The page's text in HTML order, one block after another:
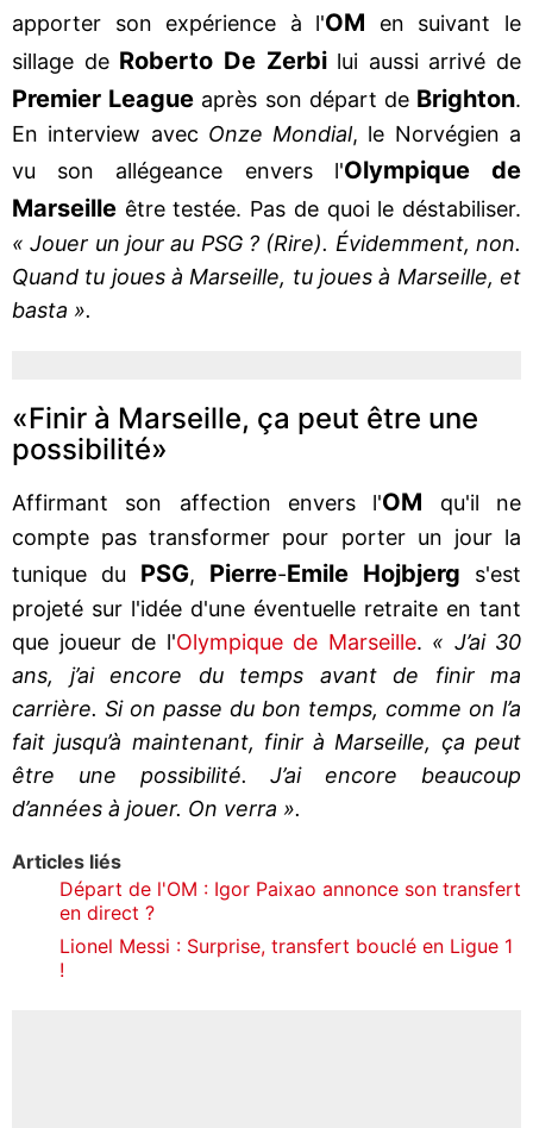
apporter son expérience à l'OM en suivant le
sillage de Roberto De Zerbi lui aussi arrivé de
Premier League après son départ de Brighton.
En interview avec Onze Mondial, le Norvégien a
vu son allégeance envers l'Olympique de
Marseille être testée. Pas de quoi le déstabiliser.
« Jouer un jour au PSG ? (Rire). Évidemment, non.
Quand tu joues à Marseille, tu joues à Marseille, et
basta ».
«Finir à Marseille, ça peut être une
possibilité»
Affirmant son affection envers l'OM qu'il ne
compte pas transformer pour porter un jour la
tunique du PSG, Pierre-Emile Hojbjerg
s'est
projeté sur l'idée d'une éventuelle retraite en tant
que joueur de l'Olympique de Marseille. « J’ai 30
ans, j’ai encore du temps avant de finir ma
carrière. Si on passe du bon temps, comme on l’a
fait jusqu’à maintenant, finir à Marseille, ça peut
être une possibilité. J’ai encore beaucoup
d’années à jouer. On verra ».
Articles liés
Départ de l'OM : Igor Paixao annonce son transfert
en direct ?
Lionel Messi : Surprise, transfert bouclé en Ligue 1
!